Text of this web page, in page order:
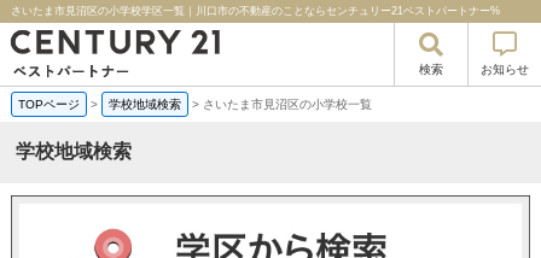
さいたま市見沼区の小学校学区一覧｜川口市の不動産のことならセンチュリー21ベストパートナー%
検索 お知らせ
TOPページ > 学校地域検索 > さいたま市見沼区の小学校一覧
学校地域検索